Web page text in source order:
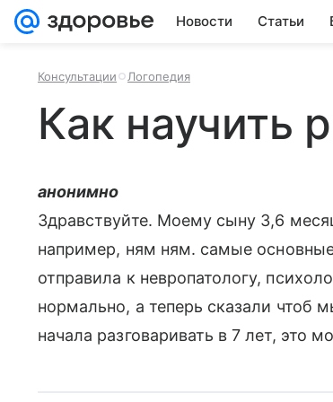
Новости Статьи
Консультации Логопедия
Как научить
анонимно
Здравствуйте. Моему сыну 3,6
например, ням ням. самые
отправила к невропатологу,
нормально, а теперь сказали чтоб
начала разговаривать в 7 лет, это